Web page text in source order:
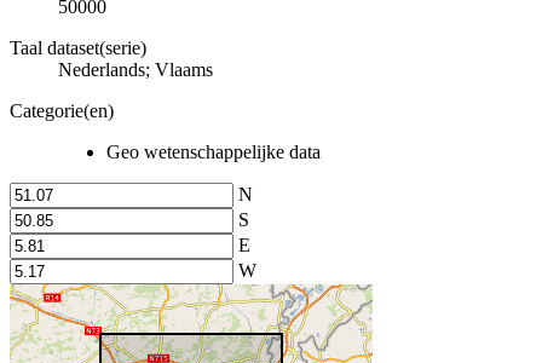
50000
Taal dataset(serie)
Nederlands; Vlaams
Categorie(en)
Geo wetenschappelijke data
N
S
E
W